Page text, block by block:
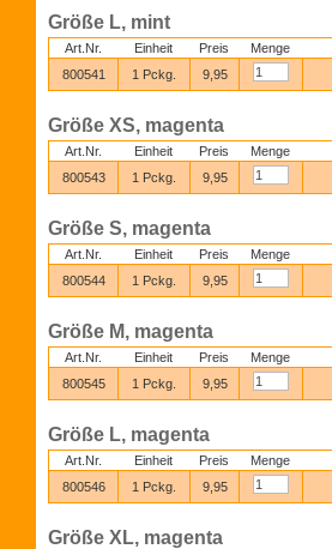
Größe L, mint
Art.Nr. Einheit Preis
Menge
800541
1 Pckg. 9,95
Größe XS, magenta
Art.Nr. Einheit Preis
Menge
800543
1 Pckg. 9,95
Größe S, magenta
Art.Nr. Einheit Preis
Menge
800544
1 Pckg. 9,95
Größe M, magenta
Art.Nr. Einheit Preis
Menge
800545
1 Pckg. 9,95
Größe L, magenta
Art.Nr. Einheit Preis
Menge
800546
1 Pckg. 9,95
Größe XL, magenta